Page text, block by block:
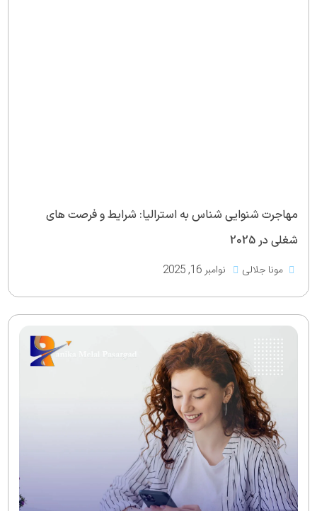
مهاجرت شنوایی شناس به استرالیا: شرایط و فرصت های
شغلی در 2025
مونا جلالی
نوامبر 16, 2025